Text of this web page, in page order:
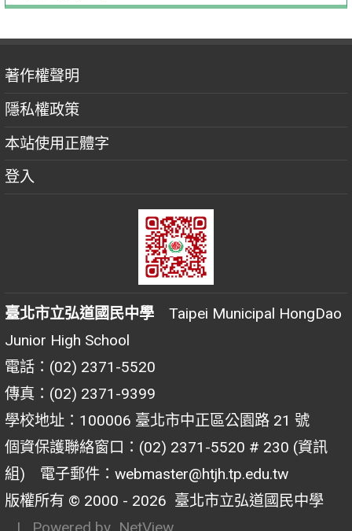
著作權聲明
隱私權政策
本站使用正體字
登入
臺北市立弘道國民中學 Taipei Municipal HongDao
Junior High School
電話：(02) 2371-5520
傳真：(02) 2371-9399
學校地址：100006 臺北市中正區公園路 21 號
個資保護聯絡窗口：(02) 2371-5520 # 230 (資訊
組) 電子郵件：webmaster@htjh.tp.edu.tw
版權所有 © 2000 - 2026 臺北市立弘道國民中學